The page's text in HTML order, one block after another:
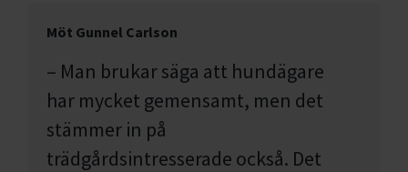
Möt Gunnel Carlson
– Man brukar säga att hundägare
har mycket gemensamt, men det
stämmer in på
trädgårdsintresserade också. Det